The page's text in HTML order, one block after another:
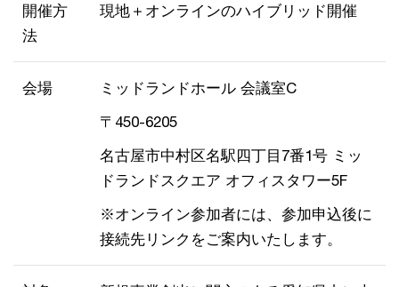
開催方
法
現地＋オンラインのハイブリッド開催
会場
ミッドランドホール 会議室C
〒450-6205
名古屋市中村区名駅四丁目7番1号 ミッ
ドランドスクエア オフィスタワー5F
※オンライン参加者には、参加申込後に
接続先リンクをご案内いたします。